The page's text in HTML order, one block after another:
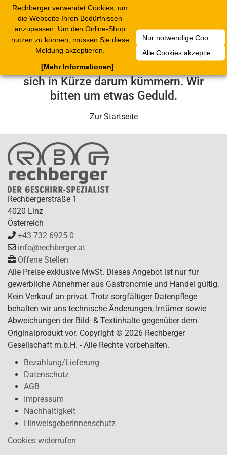
Rechberger verwendet Cookies, um
die Webseite Ihren Bedürfnissen
anzupassen. Um den Online-Shop
nutzen zu können, müssen Sie diese
Meldung akzeptieren.
Nur notwendige Cookies akzeptieren
Alle Cookies akzeptieren
[Mehr Informationen]
Leider ist ein technischer Fehler
aufgetreten. Unser Service-Team wird
sich in Kürze darum kümmern. Wir
bitten um etwas Geduld.
Zur Startseite
Rechbergerstraße 1
4020 Linz
Österreich
+43 732 6925-0
info@rechberger.at
Offene Stellen
Alle Preise exklusive MwSt. Dieses Angebot ist nur für
gewerbliche Abnehmer aus Gastronomie und Handel gültig.
Kein Verkauf an privat. Trotz sorgfältiger Datenpflege
behalten wir uns technische Änderungen, Irrtümer sowie
Abweichungen der Bild- & Textinhalte gegenüber dem
Originalprodukt vor. Copyright © 2026 Rechberger
Gesellschaft m.b.H. - Alle Rechte vorbehalten.
Bezahlung/Lieferung
Datenschutz
AGB
Impressum
Nachhaltigkeit
HinweisgeberInnenschutz
Cookies widerrufen